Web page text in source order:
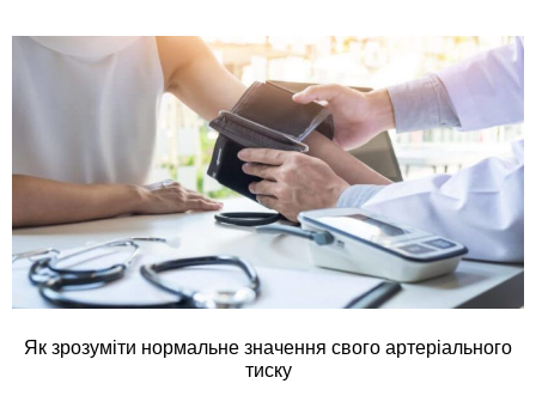
Як зрозуміти нормальне значення свого артеріального
тиску